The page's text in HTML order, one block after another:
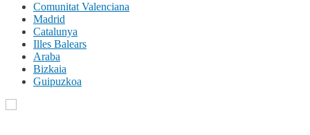
Comunitat Valenciana
Madrid
Catalunya
Illes Balears
Araba
Bizkaia
Guipuzkoa